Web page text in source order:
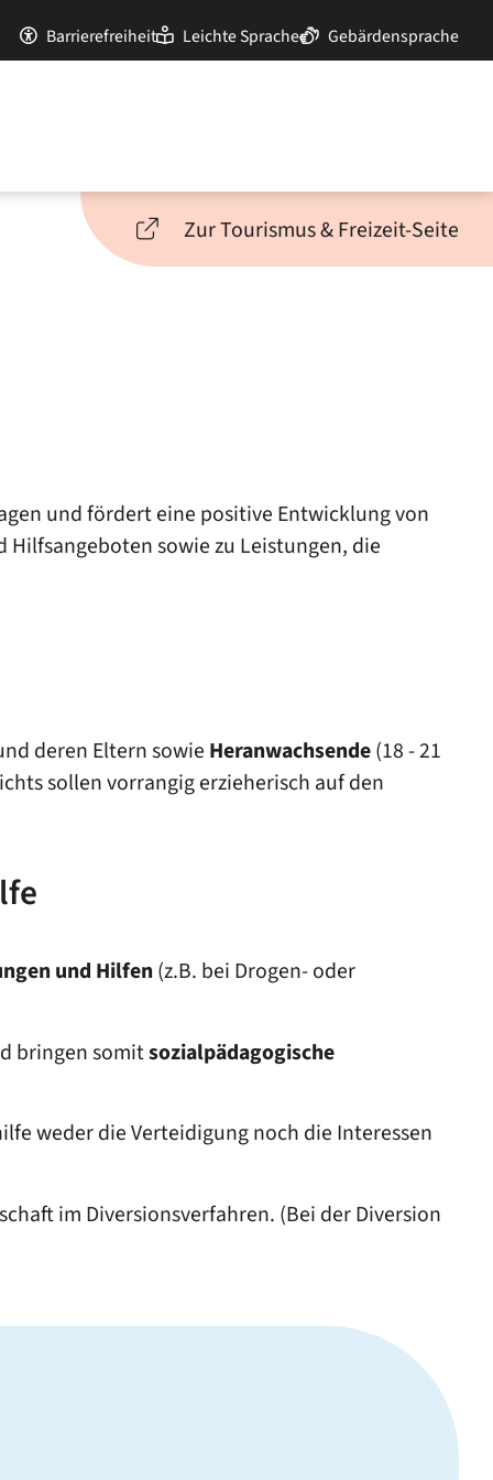
Barrierefreiheit Leichte Sprache Gebärdensprache
Zur Tourismus & Freizeit-Seite
und fördert eine positive Entwicklung von
sowie zu Leistungen, die
deren Eltern sowie Heranwachsende(18 - 21
sollen vorrangig erzieherisch auf den
und Hilfen(z.B. bei Drogen- oder
bringen somitsozialpädagogische
weder die Verteidigung noch die Interessen
im Diversionsverfahren. (Bei der Diversion